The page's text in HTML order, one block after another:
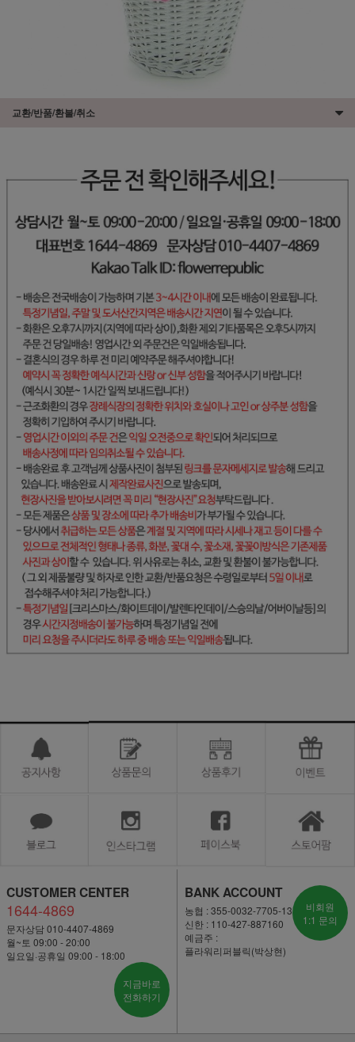
교환/반품/환불/취소
CUSTOMER CENTER
1644-4869
문자상담 010-4407-4869
월~토 09:00 - 20:00
일요일·공휴일 09:00 - 18:00
지금바로
전화하기
BANK ACCOUNT
농협 : 355-0032-7705-13
신한 : 110-427-887160
예금주 :
플라워리퍼블릭(박상현)
비회원
1:1 문의